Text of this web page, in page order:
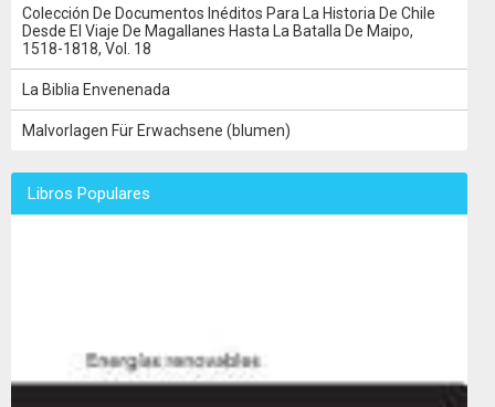
Colección De Documentos Inéditos Para La Historia De Chile
Desde El Viaje De Magallanes Hasta La Batalla De Maipo,
1518-1818, Vol. 18
La Biblia Envenenada
Malvorlagen Für Erwachsene (blumen)
Libros Populares